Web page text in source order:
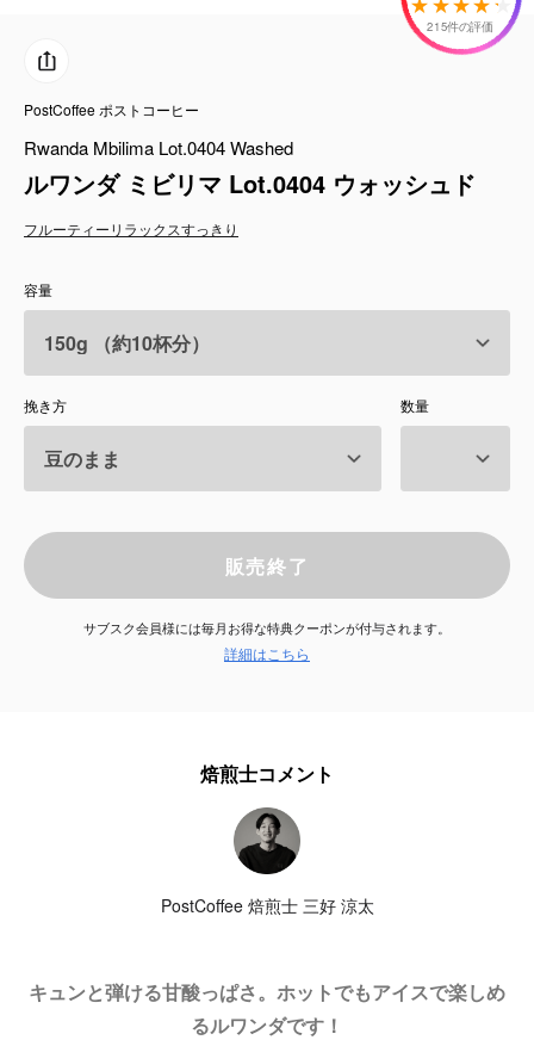
ギフトセット
リキッド
特集
卸販売
コーヒーのサブスク
お知らせ
よくある質問
店舗情報
215件の評価
PostCoffee ポストコーヒー
Rwanda Mbilima Lot.0404 Washed
ルワンダ ミビリマ Lot.0404 ウォッシュド
フルーティーリラックスすっきり
容量
挽き方 数量
販売終了
サブスク会員様には毎月お得な特典クーポンが付与されます。
詳細はこちら
焙煎士コメント
PostCoffee 焙煎士 三好 涼太
キュンと弾ける甘酸っぱさ。ホットでもアイスで楽しめ
るルワンダです！